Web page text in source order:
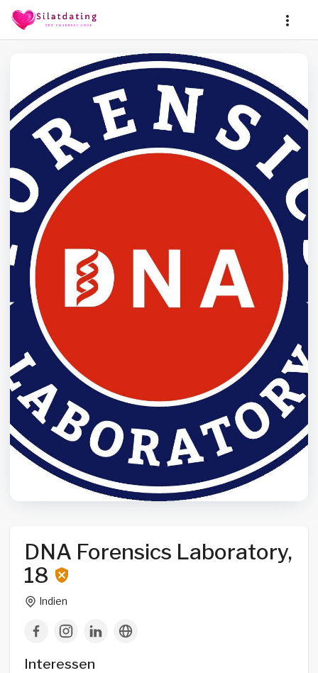
DNA Forensics Laboratory,
18
Indien
Interessen